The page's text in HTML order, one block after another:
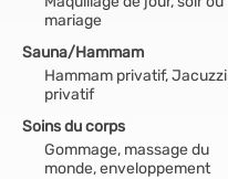
mariage
Sauna/Hammam
Hammam privatif, Jacuzzi
privatif
Soins du corps
Gommage, massage du
monde, enveloppement